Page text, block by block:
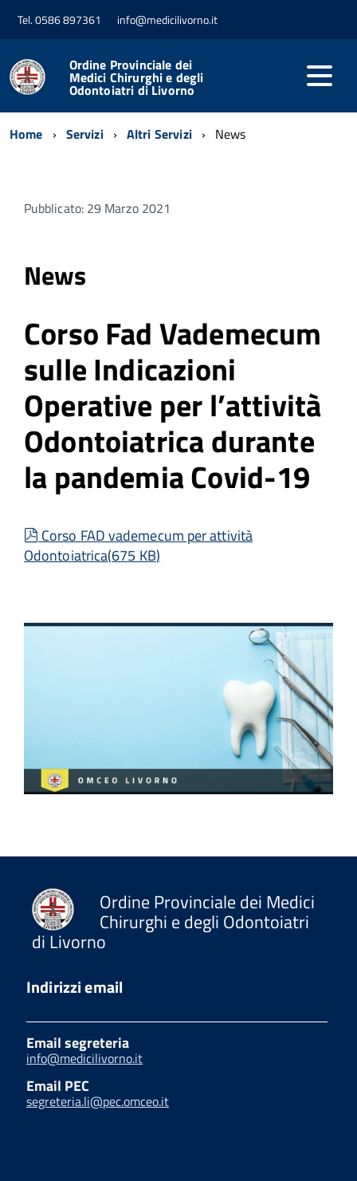
Tel. 0586 897361 info@medicilivorno.it
Ordine Provinciale dei
Medici Chirurghi e degli
Odontoiatri di Livorno
Home Servizi Altri Servizi News
Pubblicato: 29 Marzo 2021
News
Corso Fad Vademecum
sulle Indicazioni
Operative per l’attività
Odontoiatrica durante
la pandemia Covid-19
pdf
Corso FAD vademecum per attività
Odontoiatrica(675 KB)
Ordine Provinciale dei Medici
Chirurghi e degli Odontoiatri
di Livorno
Indirizzi email
Email segreteria
info@medicilivorno.it
Email PEC
segreteria.li@pec.omceo.it